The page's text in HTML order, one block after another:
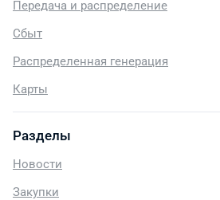
Передача и распределение
Сбыт
Распределенная генерация
Карты
Разделы
Новости
Закупки